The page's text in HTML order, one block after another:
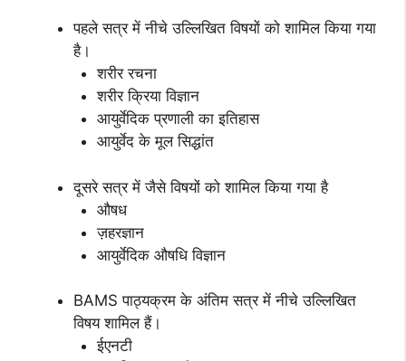
पहले सत्र में नीचे उल्लिखित विषयों को शामिल किया गया
है।
शरीर रचना
शरीर क्रिया विज्ञान
आयुर्वेदिक प्रणाली का इतिहास
आयुर्वेद के मूल सिद्धांत
दूसरे सत्र में जैसे विषयों को शामिल किया गया है
औषध
ज़हरज्ञान
आयुर्वेदिक औषधि विज्ञान
BAMS पाठ्यक्रम के अंतिम सत्र में नीचे उल्लिखित
विषय शामिल हैं।
ईएनटी